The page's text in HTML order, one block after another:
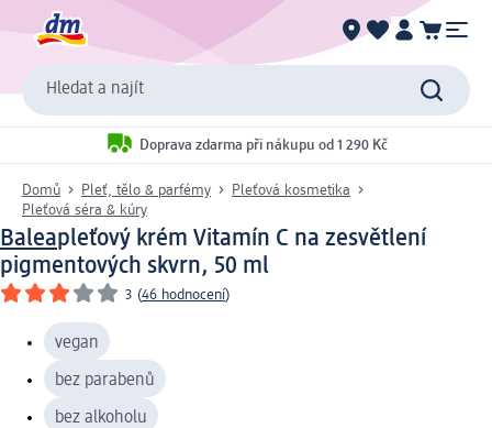
Hledat a najít
Doprava zdarma při nákupu od 1 290 Kč
Domů Pleť, tělo & parfémy
Pleťová kosmetika
Pleťová séra & kúry
Baleapleťový krém Vitamín C na zesvětlení
pigmentových skvrn, 50 ml
3 (46 hodnocení)
vegan
bez parabenů
bez alkoholu